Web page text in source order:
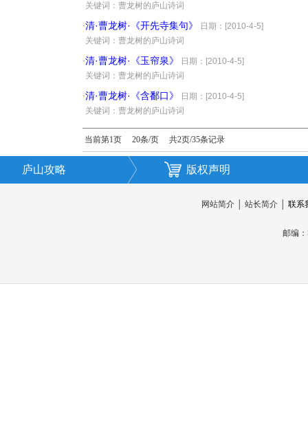
关键词：曹龙树的庐山诗词
·清·曹龙树·《开先寺集句》
日期：[2010-4-5]
关键词：曹龙树的庐山诗词
·清·曹龙树·《玉帘泉》
日期：[2010-4-5]
关键词：曹龙树的庐山诗词
·清·曹龙树·《含鄱口》
日期：[2010-4-5]
关键词：曹龙树的庐山诗词
当前第1页 20条/页 共2页/35条记录
庐山攻略 版权声明
网站简介│ 站长简介│ 联系
邮编